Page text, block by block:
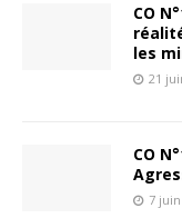
CO
les
21
CO
7